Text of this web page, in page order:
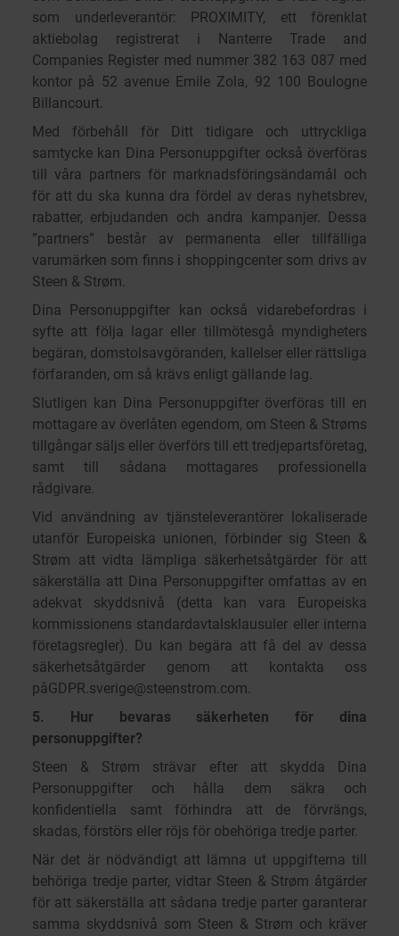
som underleverantör: PROXIMITY, ett förenklat
aktiebolag registrerat i Nanterre Trade and
Companies Register med nummer 382 163 087 med
kontor på 52 avenue Emile Zola, 92 100 Boulogne
Billancourt.
Med förbehåll för Ditt tidigare och uttryckliga
samtycke kan Dina Personuppgifter också överföras
till våra partners för marknadsföringsändamål och
för att du ska kunna dra fördel av deras nyhetsbrev,
rabatter, erbjudanden och andra kampanjer. Dessa
”partners” består av permanenta eller tillfälliga
varumärken som finns i shoppingcenter som drivs av
Steen & Strøm.
Dina Personuppgifter kan också vidarebefordras i
syfte att följa lagar eller tillmötesgå myndigheters
begäran, domstolsavgöranden, kallelser eller rättsliga
förfaranden, om så krävs enligt gällande lag.
Slutligen kan Dina Personuppgifter överföras till en
mottagare av överlåten egendom, om Steen & Strøms
tillgångar säljs eller överförs till ett tredjepartsföretag,
samt till sådana mottagares professionella
rådgivare.
Vid användning av tjänsteleverantörer lokaliserade
utanför Europeiska unionen, förbinder sig Steen &
Strøm att vidta lämpliga säkerhetsåtgärder för att
säkerställa att Dina Personuppgifter omfattas av en
adekvat skyddsnivå (detta kan vara Europeiska
kommissionens standardavtalsklausuler eller interna
företagsregler). Du kan begära att få del av dessa
säkerhetsåtgärder genom att kontakta oss
påGDPR.sverige@steenstrom.com.
5. Hur bevaras säkerheten för dina
personuppgifter?
Steen & Strøm strävar efter att skydda Dina
Personuppgifter och hålla dem säkra och
konfidentiella samt förhindra att de förvrängs,
skadas, förstörs eller röjs för obehöriga tredje parter.
När det är nödvändigt att lämna ut uppgifterna till
behöriga tredje parter, vidtar Steen & Strøm åtgärder
för att säkerställa att sådana tredje parter garanterar
samma skyddsnivå som Steen & Strøm och kräver